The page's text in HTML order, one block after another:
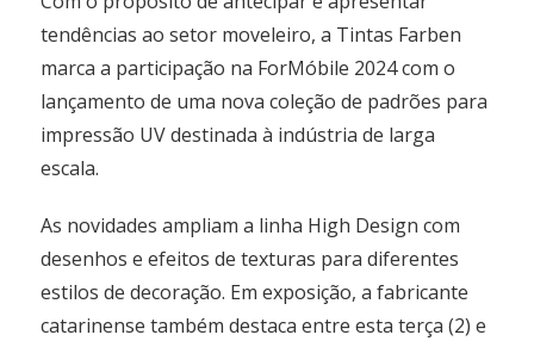
tendências ao setor moveleiro, a Tintas Farben
marca a participação na ForMóbile 2024 com o
lançamento de uma nova coleção de padrões para
impressão UV destinada à indústria de larga
escala.
As novidades ampliam a linha High Design com
desenhos e efeitos de texturas para diferentes
estilos de decoração. Em exposição, a fabricante
catarinense também destaca entre esta terça (2) e